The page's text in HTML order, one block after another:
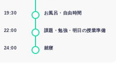
19:30 お風呂・自由時間
22:00 課題・勉強・明日の授業準備
24:00 就寝